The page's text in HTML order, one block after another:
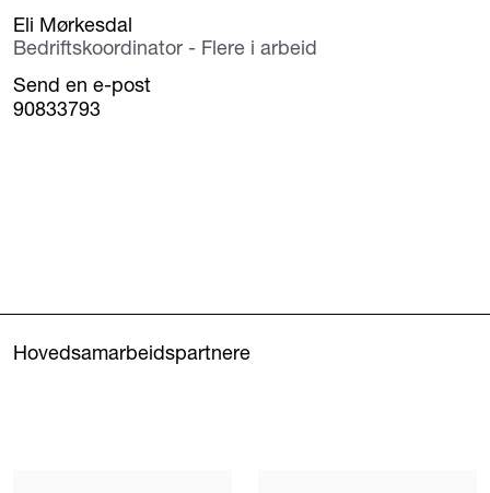
Eli Mørkesdal
Bedriftskoordinator - Flere i arbeid
Send en e-post
90833793
Hovedsamarbeidspartnere